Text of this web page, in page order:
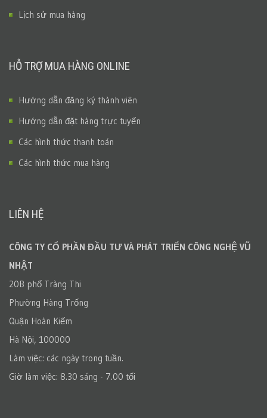
Lịch sử mua hàng
HỖ TRỢ MUA HÀNG ONLINE
Hướng dẫn đăng ký thành viên
Hướng dẫn đặt hàng trực tuyến
Các hình thức thanh toán
Các hình thức mua hàng
LIÊN HỆ
CÔNG TY CỔ PHẦN ĐẦU TƯ VÀ PHÁT TRIỂN CÔNG NGHỆ VŨ
NHẬT
20B phố Tràng Thi
Phường Hàng Trống
Quận Hoàn Kiếm
Hà Nội, 100000
Làm việc: các ngày trong tuần.
Giờ làm việc: 8.30 sáng - 7.00 tối